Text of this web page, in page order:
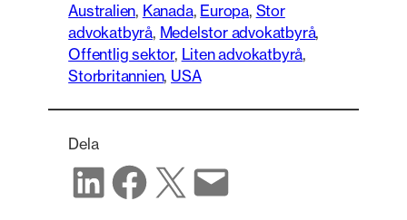
Australien, Kanada, Europa, Stor
advokatbyrå, Medelstor advokatbyrå
Offentlig sektor, Liten advokatbyrå
Storbritannien, USA
Dela
Dela på LinkedIn
Dela på Facebook
Dela på X Dela via e-post